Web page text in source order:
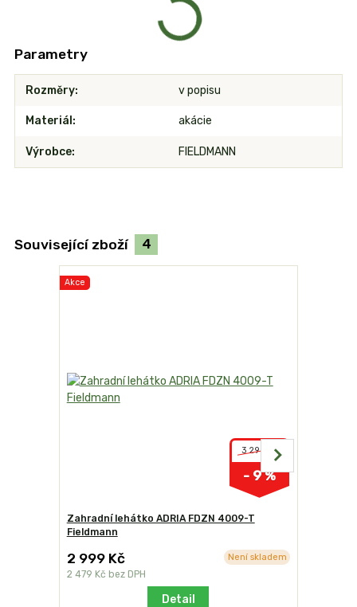
Parametry
Rozměry v popisu
Materiál akácie
Výrobce FIELDMANN
Související zboží 4
Akce
3 299 Kč
- 9 %
Zahradní lehátko ADRIA FDZN 4009-T
Fieldmann
2 999 Kč
2 479 Kč bez DPH
Není skladem
Detail